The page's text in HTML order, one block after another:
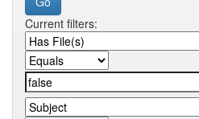
Current filters: